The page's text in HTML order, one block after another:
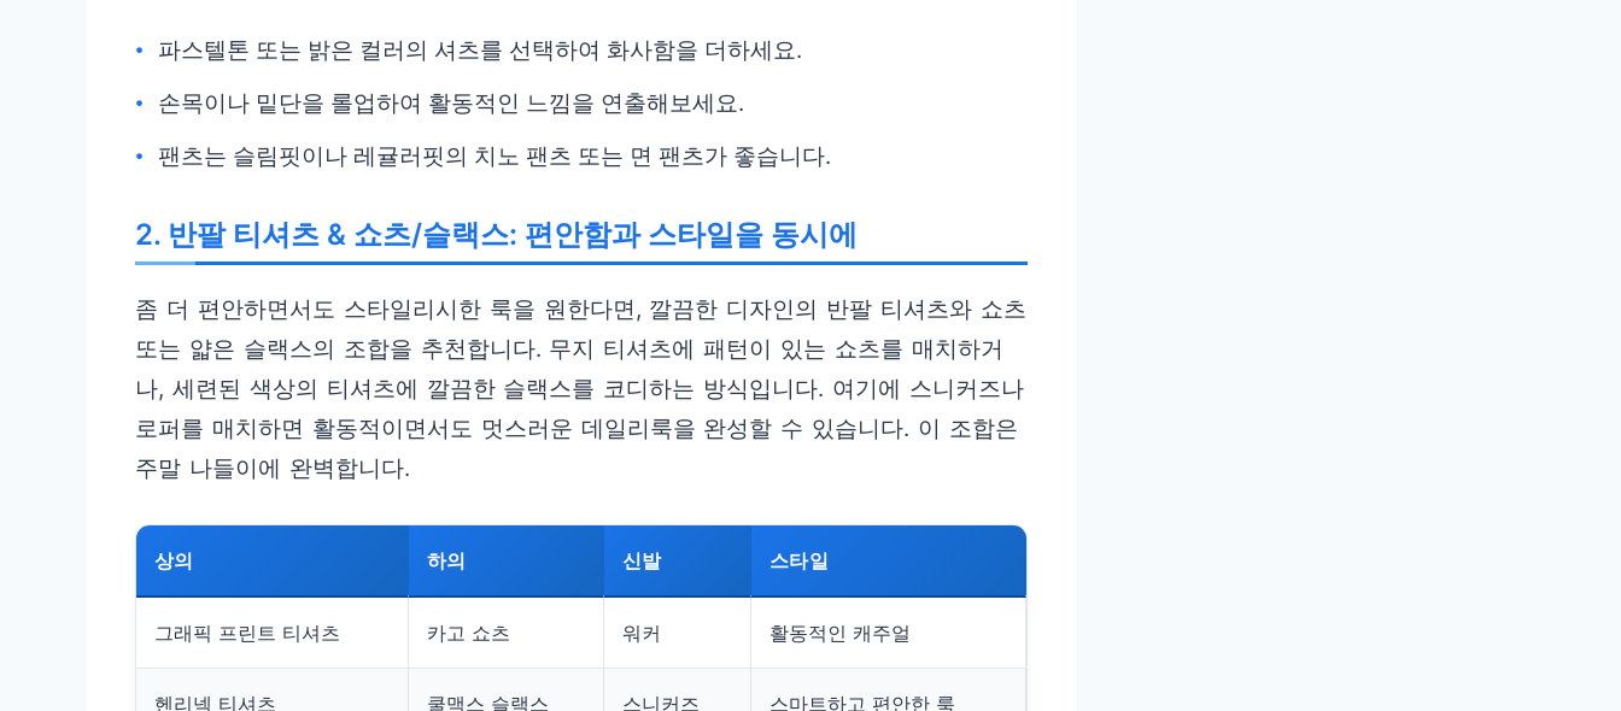
파스텔톤 또는 밝은 컬러의 셔츠를 선택하여 화사함을 더하세요.
손목이나 밑단을 롤업하여 활동적인 느낌을 연출해보세요.
팬츠는 슬림핏이나 레귤러핏의 치노 팬츠 또는 면 팬츠가 좋습니다.
2. 반팔 티셔츠 & 쇼츠/슬랙스: 편안함과 스타일을 동시에
좀 더 편안하면서도 스타일리시한 룩을 원한다면, 깔끔한 디자인의 반팔 티셔츠와 쇼츠
또는 얇은 슬랙스의 조합을 추천합니다. 무지 티셔츠에 패턴이 있는 쇼츠를 매치하거
나, 세련된 색상의 티셔츠에 깔끔한 슬랙스를 코디하는 방식입니다. 여기에 스니커즈나
로퍼를 매치하면 활동적이면서도 멋스러운 데일리룩을 완성할 수 있습니다. 이 조합은
주말 나들이에 완벽합니다.
상의 하의 신발 스타일
그래픽 프린트 티셔츠 카고 쇼츠 워커 활동적인 캐주얼
헨리넥 티셔츠 쿨맥스 슬랙스 스니커즈 스마트하고 편안한 룩